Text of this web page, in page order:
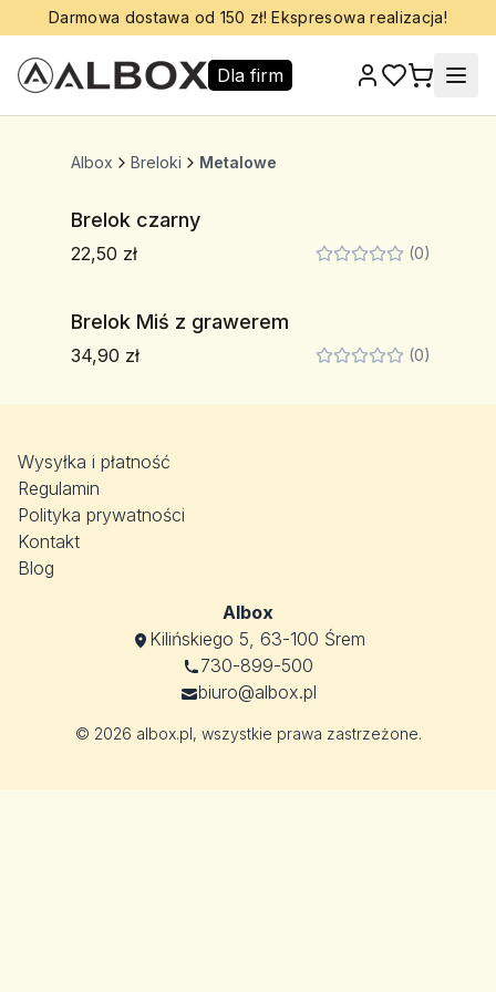
Darmowa dostawa od 150 zł! Ekspresowa realizacja!
Dla firm
Albox Breloki Metalowe
Brelok czarny
22,50 zł (0)
Brelok Miś z grawerem
34,90 zł (0)
Wysyłka i płatność
Regulamin
Polityka prywatności
Kontakt
Blog
Albox
Kilińskiego 5, 63-100 Śrem
730-899-500
biuro@albox.pl
© 2026 albox.pl, wszystkie prawa zastrzeżone.